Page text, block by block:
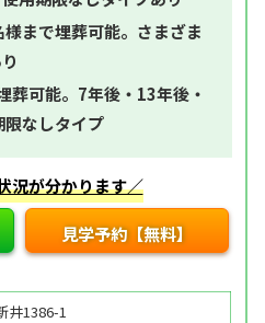
まで埋葬可能。さまざま
葬可能。7年後・13年後・
なしタイプ
況が分かります／
見学予約【無料】
井1386-1